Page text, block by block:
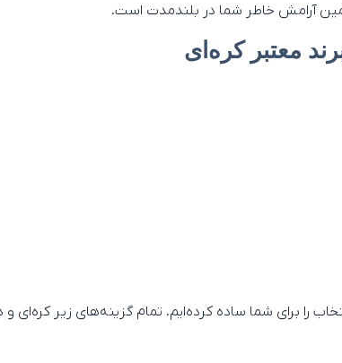
آرامش خاطر شما در بلندمدت است.
را برای شما ساده کرده‌ایم. تمام گزینه‌های زیر کره‌ای